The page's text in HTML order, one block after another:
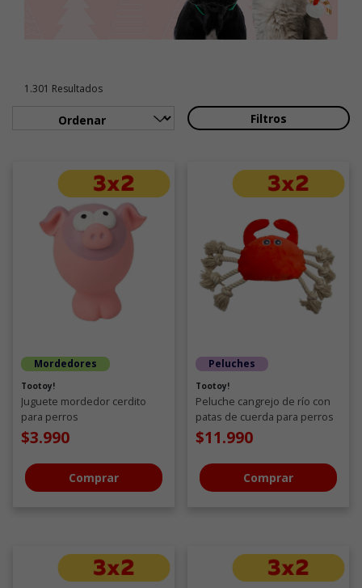
1.301 Resultados
Filtros
Mordedores
Tootoy!
Juguete mordedor cerdito
para perros
$3.990
Comprar
Peluches
Tootoy!
Peluche cangrejo de río con
patas de cuerda para perros
$11.990
Comprar